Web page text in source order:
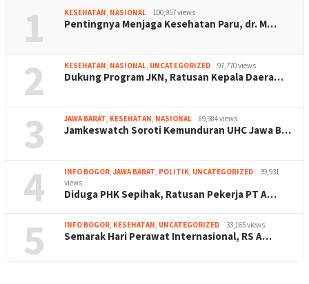
1 KESEHATAN, NASIONAL 100,957 views
Pentingnya Menjaga Kesehatan Paru, dr. M…
2 KESEHATAN, NASIONAL, UNCATEGORIZED 97,770 views
Dukung Program JKN, Ratusan Kepala Daera…
3 JAWA BARAT, KESEHATAN, NASIONAL 89,984 views
Jamkeswatch Soroti Kemunduran UHC Jawa B…
4 INFO BOGOR, JAWA BARAT, POLITIK, UNCATEGORIZED
39,931
views
Diduga PHK Sepihak, Ratusan Pekerja PT A…
5 INFO BOGOR, KESEHATAN, UNCATEGORIZED 33,165 views
Semarak Hari Perawat Internasional, RS A…